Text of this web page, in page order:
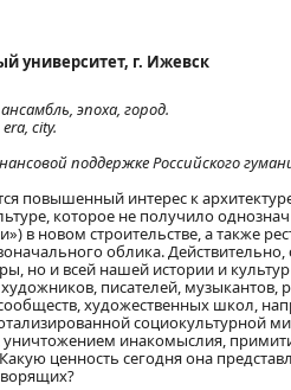
университет, г. Ижевск
эпоха, город.
city.
поддержке Российского
повышенный интерес к
которое не получило
в новом строительстве, а также
облика.
но и всей нашей истории и
писателей,
художественных школ,
социокультурной
инакомыслия,
ценность сегодня она